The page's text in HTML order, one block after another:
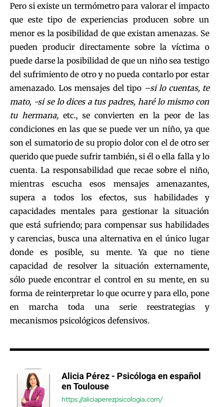
Pero si existe un termómetro para valorar el impacto
que este tipo de experiencias producen sobre un
menor es la posibilidad de que existan amenazas. Se
pueden producir directamente sobre la víctima o
puede darse la posibilidad de que un niño sea testigo
del sufrimiento de otro y no pueda contarlo por estar
amenazado. Los mensajes del tipo –si lo cuentas, te
mato, -si se lo dices a tus padres, haré lo mismo con
tu hermana,etc., se convierten en la peor de las
condiciones en las que se puede ver un niño, ya que
son el sumatorio de su propio dolor con el de otro ser
querido que puede sufrir también, si él o ella falla y lo
cuenta. La responsabilidad que recae sobre el niño,
mientras escucha esos mensajes amenazantes,
supera a todos los efectos, sus habilidades y
capacidades mentales para gestionar la situación
que está sufriendo; para compensar sus habilidades
y carencias, busca una alternativa en el único lugar
donde es posible, su mente. Ya que no tiene
capacidad de resolver la situación externamente,
sólo puede encontrar el control en su mente, en su
forma de reinterpretar lo que ocurre y para ello, pone
en marcha toda una serie reestrategias y
mecanismos psicológicos defensivos.
Alicia Pérez - Psicóloga en español
en Toulouse
https://aliciaperezpsicologia.com/